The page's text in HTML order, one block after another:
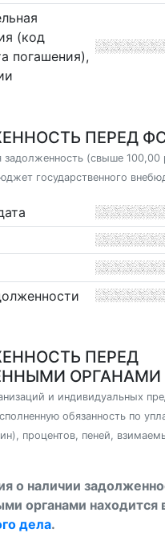
(код
погашения),
ПЕРЕД
задолженность (свыше 100,00
государственного
ПЕРЕД
ОРГАНАМИ
и индивидуальных
обязанность по
процентов, пеней,
о наличии
органами находится
дела.